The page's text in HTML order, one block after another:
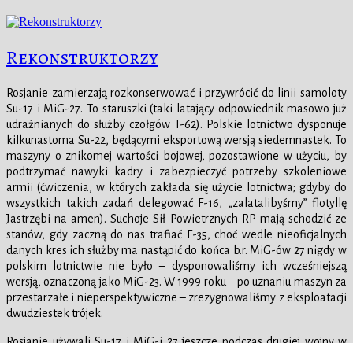
Rekonstruktorzy
Rosjanie zamierzają rozkonserwować i przywrócić do linii samoloty
Su-17 i MiG-27. To staruszki (taki latający odpowiednik masowo już
udrażnianych do służby czołgów T-62). Polskie lotnictwo dysponuje
kilkunastoma Su-22, będącymi eksportową wersją siedemnastek. To
maszyny o znikomej wartości bojowej, pozostawione w użyciu, by
podtrzymać nawyki kadry i zabezpieczyć potrzeby szkoleniowe
armii (ćwiczenia, w których zakłada się użycie lotnictwa; gdyby do
wszystkich takich zadań delegować F-16, „zalatalibyśmy” flotyllę
Jastrzębi na amen). Suchoje Sił Powietrznych RP mają schodzić ze
stanów, gdy zaczną do nas trafiać F-35, choć wedle nieoficjalnych
danych kres ich służby ma nastąpić do końca b.r. MiG-ów 27 nigdy w
polskim lotnictwie nie było – dysponowaliśmy ich wcześniejszą
wersją, oznaczoną jako MiG-23. W 1999 roku – po uznaniu maszyn za
przestarzałe i nieperspektywiczne – zrezygnowaliśmy z eksploatacji
dwudziestek trójek.